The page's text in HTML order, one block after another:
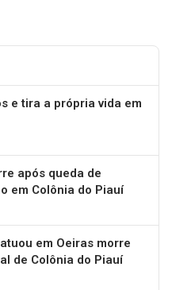
e tira a própria vida em
após queda de
em Colônia do Piauí
em Oeiras morre
de Colônia do Piauí